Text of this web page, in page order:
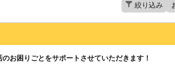
絞り込み
お困りごとをサポートさせていただきます！